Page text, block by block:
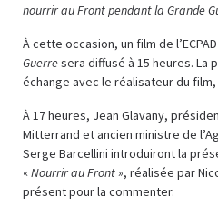
nourrir au Front pendant la Grande
À cette occasion, un film de
Guerresera diffusé à 15 heures. La
échange avec le réalisateur du film,
À 17 heures, Jean Glavany,
Mitterrand et ancien ministre de
Serge Barcellini introduiront la
«Nourrir au Front», réalisée par
présent pour la commenter.